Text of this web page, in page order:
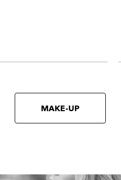
MAKE-UP